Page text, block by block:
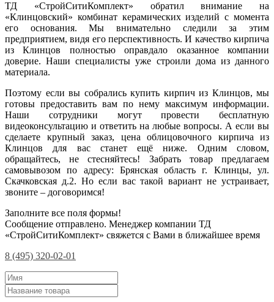
ТД «СтройСитиКомплект» обратил внимание на
«Клинцовский» комбинат керамических изделий с момента
его основания. Мы внимательно следили за этим
предприятием, видя его перспективность. И качество кирпича
из Клинцов полностью оправдало оказанное компании
доверие. Наши специалисты уже строили дома из данного
материала.
Поэтому если вы собрались купить кирпич из Клинцов, мы
готовы предоставить вам по нему максимум информации.
Наши сотрудники могут провести бесплатную
видеоконсультацию и ответить на любые вопросы. А если вы
сделаете крупный заказ, цена облицовочного кирпича из
Клинцов для вас станет ещё ниже. Одним словом,
обращайтесь, не стесняйтесь! Забрать товар предлагаем
самовывозом по адресу: Брянская область г. Клинцы, ул.
Скачковская д.2. Но если вас такой вариант не устраивает,
звоните – договоримся!
Заполните все поля формы!
Сообщение отправлено. Менеджер компании ТД
«СтройСитиКомплект» свяжется с Вами в ближайшее время
8 (495) 320-02-01